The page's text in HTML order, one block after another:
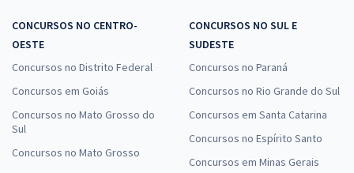
CONCURSOS NO CENTRO-
OESTE
Concursos no Distrito Federal
Concursos em Goiás
Concursos no Mato Grosso do
Sul
Concursos no Mato Grosso
CONCURSOS NO SUL E
SUDESTE
Concursos no Paraná
Concursos no Rio Grande do Sul
Concursos em Santa Catarina
Concursos no Espírito Santo
Concursos em Minas Gerais